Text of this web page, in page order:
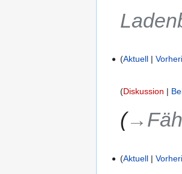
Aktuell
Diskussion
Aktuell